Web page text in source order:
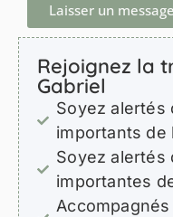
Laisser un message
Rejoignez la
Gabriel
Soyez alertés
importants de
Soyez alertés
importantes